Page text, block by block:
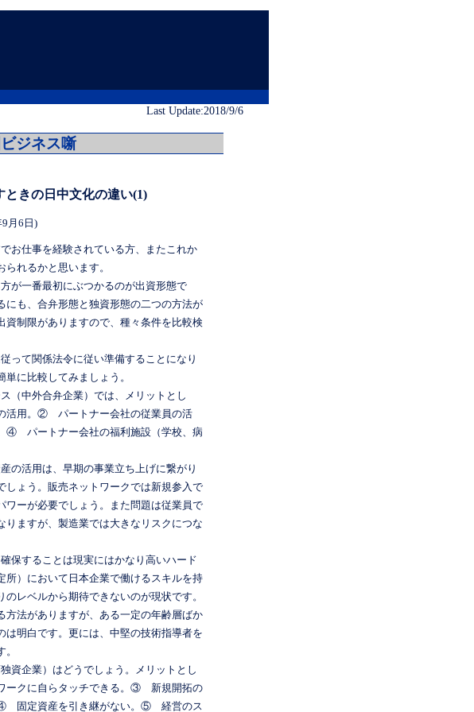
Last Update:2018/9/6
ジネス噺
ときの日中文化の違い(1)
月6日)
お仕事を経験されている方、またこれか
れるかと思います。
が一番最初にぶつかるのが出資形態で
も、合弁形態と独資形態の二つの方法が
制限がありますので、種々条件を比較検
って関係法令に従い準備することになり
に比較してみましょう。
（中外合弁企業）では、メリットとし
活用。② パートナー会社の従業員の活
④ パートナー会社の福利施設（学校、病
の活用は、早期の事業立ち上げに繋がり
しょう。販売ネットワークでは新規参入で
ーが必要でしょう。また問題は従業員で
ますが、製造業では大きなリスクにつな
保することは現実にはかなり高いハード
所）において日本企業で働けるスキルを持
レベルから期待できないのが現状です。
法がありますが、ある一定の年齢層ばか
は明白です。更には、中堅の技術指導者を
資企業）はどうでしょう。メリットとし
クに自らタッチできる。③ 新規開拓の
④ 固定資産を引き継がない。⑤ 経営のス